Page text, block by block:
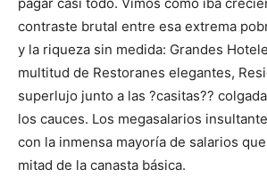
pagar casi todo. Vimos como iba
contraste brutal entre esa extrema
y la riqueza sin medida: Grandes
multitud de Restoranes elegantes,
superlujo junto a las ?casitas??
los cauces. Los megasalarios
con la inmensa mayoría de salarios
mitad de la canasta básica.